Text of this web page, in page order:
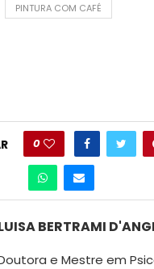
PINTURA COM CAFÉ
0
BERTRAMI
e Mestre em